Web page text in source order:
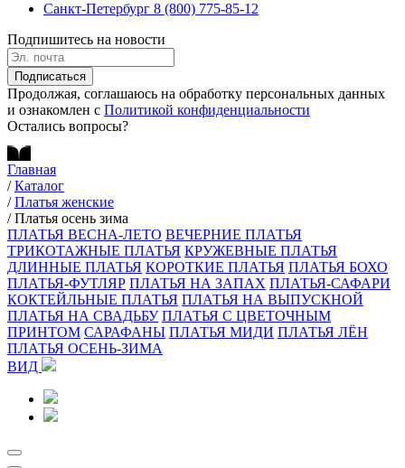
Санкт-Петербург 8 (800) 775-85-12
Подпишитесь на новости
Подписаться
Продолжая, соглашаюсь на обработку персональных данных
и ознакомлен с Политикой конфиденциальности
Остались вопросы?
Главная
/ Каталог
/ Платья женские
/ Платья осень зима
ПЛАТЬЯ ВЕСНА-ЛЕТО ВЕЧЕРНИЕ ПЛАТЬЯ
ТРИКОТАЖНЫЕ ПЛАТЬЯ КРУЖЕВНЫЕ ПЛАТЬЯ
ДЛИННЫЕ ПЛАТЬЯ КОРОТКИЕ ПЛАТЬЯ ПЛАТЬЯ БОХО
ПЛАТЬЯ-ФУТЛЯР ПЛАТЬЯ НА ЗАПАХ ПЛАТЬЯ-САФАРИ
КОКТЕЙЛЬНЫЕ ПЛАТЬЯ ПЛАТЬЯ НА ВЫПУСКНОЙ
ПЛАТЬЯ НА СВАДЬБУ ПЛАТЬЯ С ЦВЕТОЧНЫМ
ПРИНТОМ САРАФАНЫ ПЛАТЬЯ МИДИ ПЛАТЬЯ ЛЁН
ПЛАТЬЯ ОСЕНЬ-ЗИМА
ВИД